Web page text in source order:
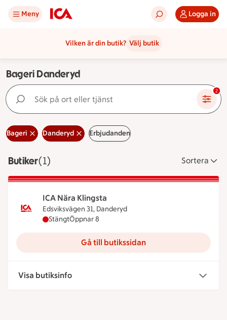
Meny Logga in
Vilken är din butik? Välj butik
Bageri Danderyd
Sök på ort eller tjänst 2
Bageri Danderyd Erbjudanden
ButikerVisar 1 stycken
(1) Sortera
ICA Nära Klingsta
Edsviksvägen 31, Danderyd
ICA Nära Klingsta har stängt, öppnar klockan 8
StängtÖppnar 8
Gå till butikssidan
Visa butiksinfo